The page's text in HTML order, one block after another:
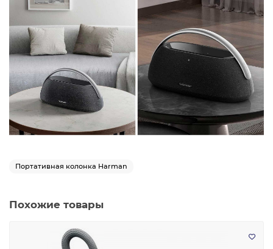
Портативная колонка Harman
Похожие товары